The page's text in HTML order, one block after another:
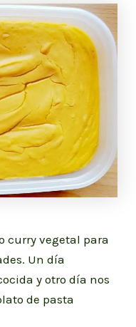
curry vegetal para
Un día
y otro día nos
de pasta